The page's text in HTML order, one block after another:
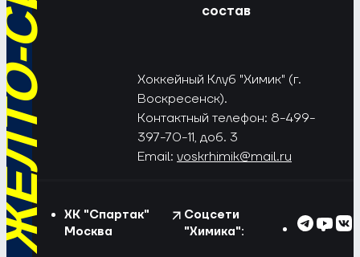
состав
Хоккейный Клуб "Химик" (г.
Воскресенск).
Контактный телефон: 8-499-
397-70-11, доб. 3
Email: voskrhimik@mail.ru
ХК "Спартак"
Москва
Соцсети
"Химика":